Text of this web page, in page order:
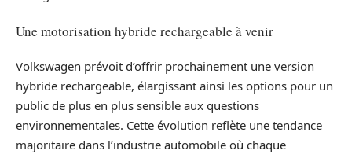
Une motorisation hybride rechargeable à venir
Volkswagen prévoit d’offrir prochainement une version
hybride rechargeable, élargissant ainsi les options pour un
public de plus en plus sensible aux questions
environnementales. Cette évolution reflète une tendance
majoritaire dans l’industrie automobile où chaque